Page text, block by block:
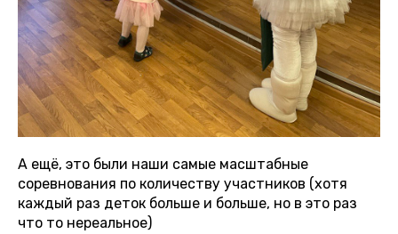
А ещё, это были наши самые масштабные
соревнования по количеству участников (хотя
каждый раз деток больше и больше, но в это раз
что то нереальное)